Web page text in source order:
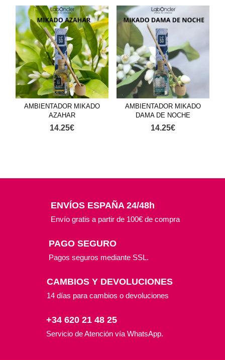
AMBIENTADOR MIKADO
AZAHAR
14.25€
AMBIENTADOR MIKADO
DAMA DE NOCHE
14.25€
ENVÍOS ESPAÑA 24/48h
Envío gratis a partir de 100€ de compra
PAGO SEGURO
Pagos seguros mediante SSL.
CAMBIOS Y DEVOLUCIONES
14 días para cambios o devoluciones
+34 620 21 48 25
Servicio de Atención vía WhatsApp.